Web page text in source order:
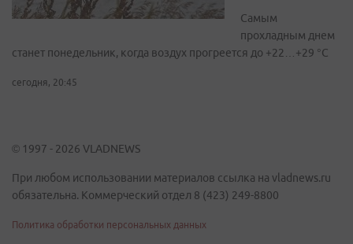
Самым
прохладным днем
станет понедельник, когда воздух прогреется до +22…+29 °С
сегодня, 20:45
© 1997 - 2026 VLADNEWS
При любом использовании материалов ссылка на vladnews.ru
обязательна. Коммерческий отдел 8 (423) 249-8800
Политика обработки персональных данных